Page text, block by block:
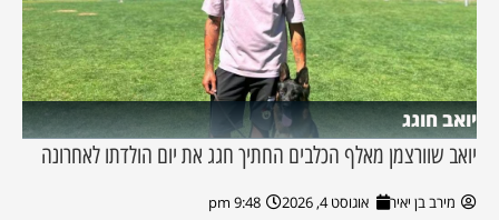
יואב חוגג
יואב שוורצמן מאלף הכלבים החתיך חגג את יום הולדתו לאחרונה
מירב בן יאיר אוגוסט 4, 2026 9:48 pm